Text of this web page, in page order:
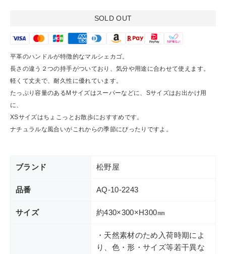
特集
ご利用ガイド
ショップリスト
SOLD OUT
平革のハンドルが特徴的なマルシェカゴ。
長さの違う２つの持手がついており、気分や用途に合わせて使えます。
軽くて丈夫で、耐久性に優れています。
たっぷり容量のあるMサイズはスーパーなどに、Sサイズはお出かけ用
に、
XSサイズはちょこっとお散歩におすすめです。
ナチュラルな風合いがこれからの季節にぴったりですよ。
ブランド 松野屋
品番 AQ-10-2243
サイズ 約430×300×H300㎜
・天然素材のため入荷時期によ
り、色・形・サイズ等若干異な